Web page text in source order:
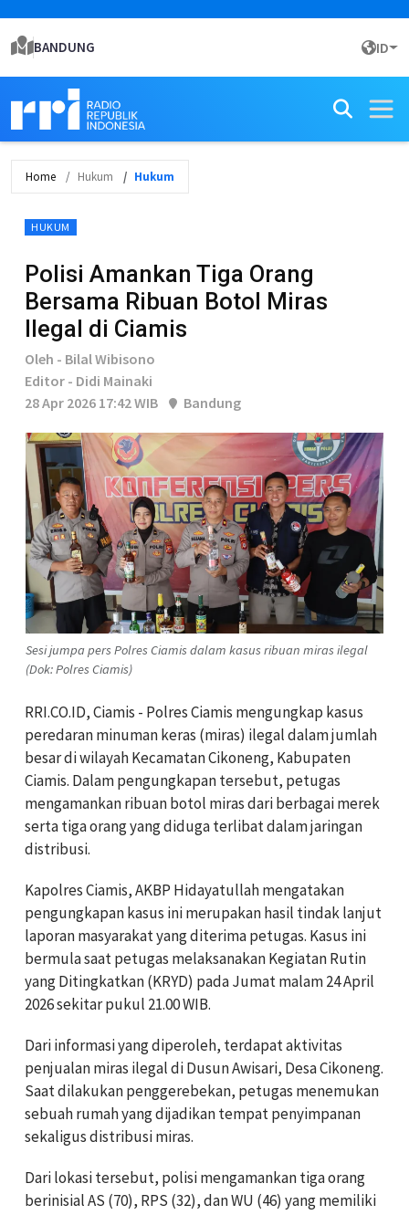
BANDUNG ID
Home Hukum Hukum
HUKUM
Polisi Amankan Tiga Orang
Bersama Ribuan Botol Miras
Ilegal di Ciamis
Oleh - Bilal Wibisono
Editor - Didi Mainaki
28 Apr 2026 17:42 WIB
Bandung
Sesi jumpa pers Polres Ciamis dalam kasus ribuan miras ilegal
(Dok: Polres Ciamis)
RRI.CO.ID, Ciamis - Polres Ciamis mengungkap kasus
peredaran minuman keras (miras) ilegal dalam jumlah
besar di wilayah Kecamatan Cikoneng, Kabupaten
Ciamis. Dalam pengungkapan tersebut, petugas
mengamankan ribuan botol miras dari berbagai merek
serta tiga orang yang diduga terlibat dalam jaringan
distribusi.
Kapolres Ciamis, AKBP Hidayatullah mengatakan
pengungkapan kasus ini merupakan hasil tindak lanjut
laporan masyarakat yang diterima petugas. Kasus ini
bermula saat petugas melaksanakan Kegiatan Rutin
yang Ditingkatkan (KRYD) pada Jumat malam 24 April
2026 sekitar pukul 21.00 WIB.
Dari informasi yang diperoleh, terdapat aktivitas
penjualan miras ilegal di Dusun Awisari, Desa Cikoneng.
Saat dilakukan penggerebekan, petugas menemukan
sebuah rumah yang dijadikan tempat penyimpanan
sekaligus distribusi miras.
Dari lokasi tersebut, polisi mengamankan tiga orang
berinisial AS (70), RPS (32), dan WU (46) yang memiliki